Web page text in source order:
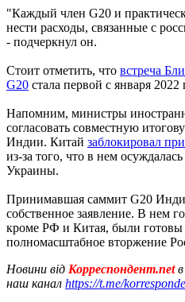
"Каждый член G20 и
нести расходы, связанные с
- подчеркнул он.
Стоит отметить, что встреча
G20 стала первой с января 2022
Напомним, министры
согласовать совместную
Индии. Китай заблокировал
из-за того, что в нем
Украины.
Принимавшая саммит G20
собственное заявление. В нем
кроме РФ и Китая, были готовы
полномасштабное вторжение
Новини від Корреспондент.net
наш канал https://t.me/